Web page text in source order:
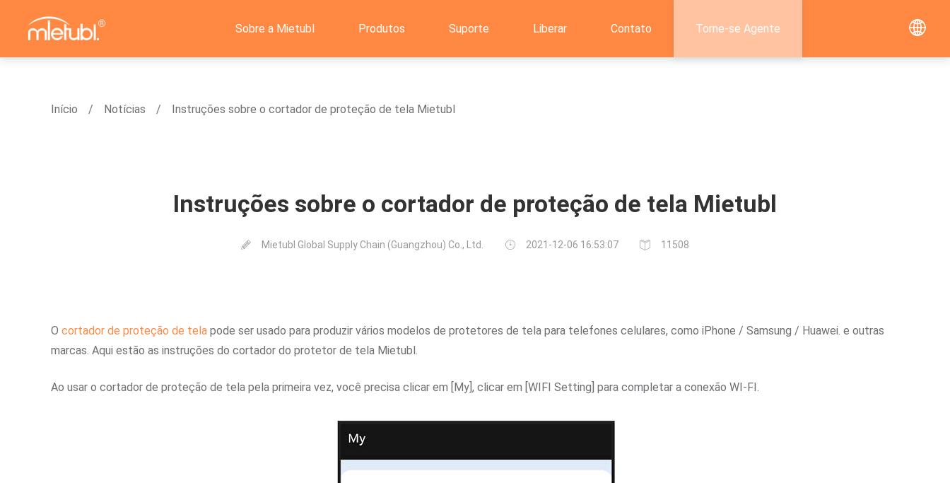
Sobre a Mietubl Produtos Suporte Liberar Contato Torne-se Agente
Início Notícias Instruções sobre o cortador de proteção de tela Mietubl
Instruções sobre o cortador de proteção de tela Mietubl
Mietubl Global Supply Chain (Guangzhou) Co., Ltd. 2021-12-06 16:53:07 11508
O cortador de proteção de tela pode ser usado para produzir vários modelos de protetores de tela para telefones celulares, como iPhone / Samsung / Huawei. e outras
marcas. Aqui estão as instruções do cortador do protetor de tela Mietubl.
Ao usar o cortador de proteção de tela pela primeira vez, você precisa clicar em [My], clicar em [WIFI Setting] para completar a conexão WI-FI.